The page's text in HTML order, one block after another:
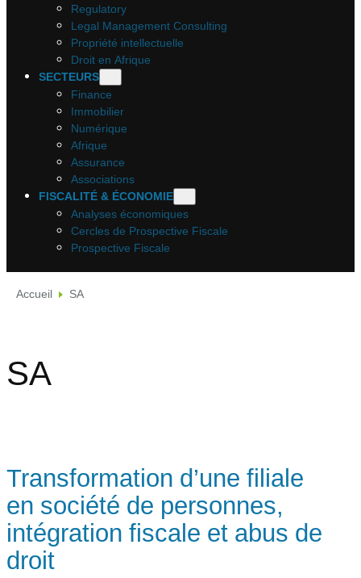
Regulatory
Legal Management Consulting
Propriété intellectuelle
Droit en Afrique
SECTEURS
Finance
Immobilier
Numérique
Afrique
Assurance
Associations
FISCALITÉ & ÉCONOMIE
Analyses économiques
Cercles de Prospective Fiscale
Prospective Fiscale
Accueil SA
SA
Transformation d’une filiale
en société de personnes,
intégration fiscale et abus de
droit